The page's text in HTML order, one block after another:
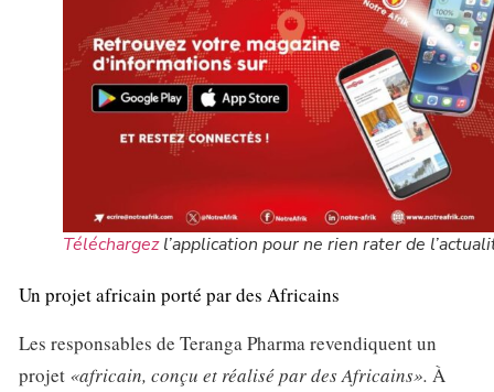
Téléchargezl’application pour ne rien rater de
Un projet africain porté par des Africains
Les responsables de Teranga Pharma revendiquent un
projet «africain, conçu et réalisé par des Africains». À